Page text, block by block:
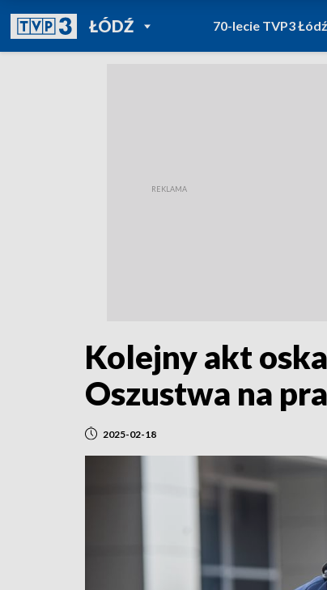
ŁÓDŹPOWRÓT DO
TVP REGIONY
70-lecie TVP3 Łódź
Kolejny akt
Oszustwa na
2025-02-18